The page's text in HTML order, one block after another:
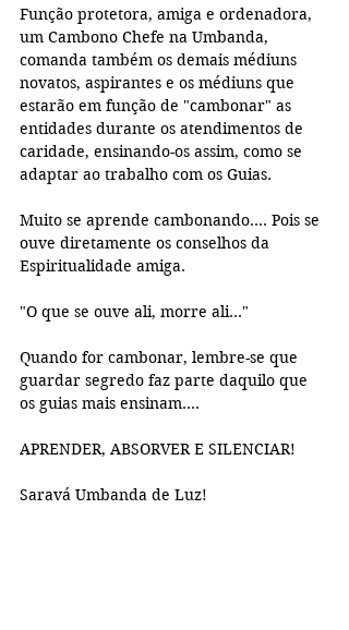
Função protetora, amiga e ordenadora,
um Cambono Chefe na Umbanda,
comanda também os demais médiuns
novatos, aspirantes e os médiuns que
estarão em função de "cambonar" as
entidades durante os atendimentos de
caridade, ensinando-os assim, como se
adaptar ao trabalho com os Guias.
Muito se aprende cambonando.... Pois se
ouve diretamente os conselhos da
Espiritualidade amiga.
"O que se ouve ali, morre ali..."
Quando for cambonar, lembre-se que
guardar segredo faz parte daquilo que
os guias mais ensinam....
APRENDER, ABSORVER E SILENCIAR!
Saravá Umbanda de Luz!